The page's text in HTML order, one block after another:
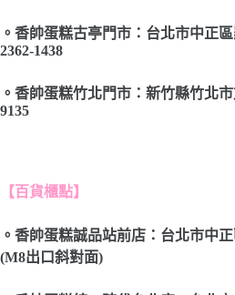
。香帥蛋糕古亭門市：台北市中正
2362-1438
。香帥蛋糕竹北門市：新竹縣竹北
9135
【百貨櫃點】
。香帥蛋糕誠品站前店：台北市中
(M8出口斜對面)